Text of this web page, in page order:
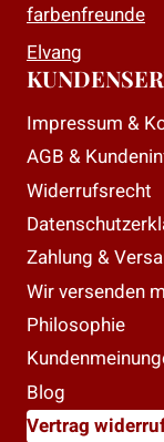
farbenfreunde
Elvang
Impressum &
AGB &
Widerrufsrecht
Zahlung &
Wir versenden
Philosophie
Blog
Vertrag